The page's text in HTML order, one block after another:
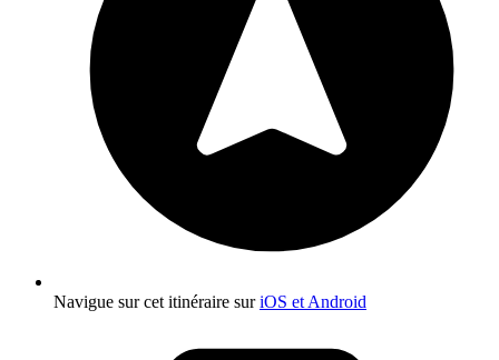
Navigue sur cet itinéraire suriOS et Android